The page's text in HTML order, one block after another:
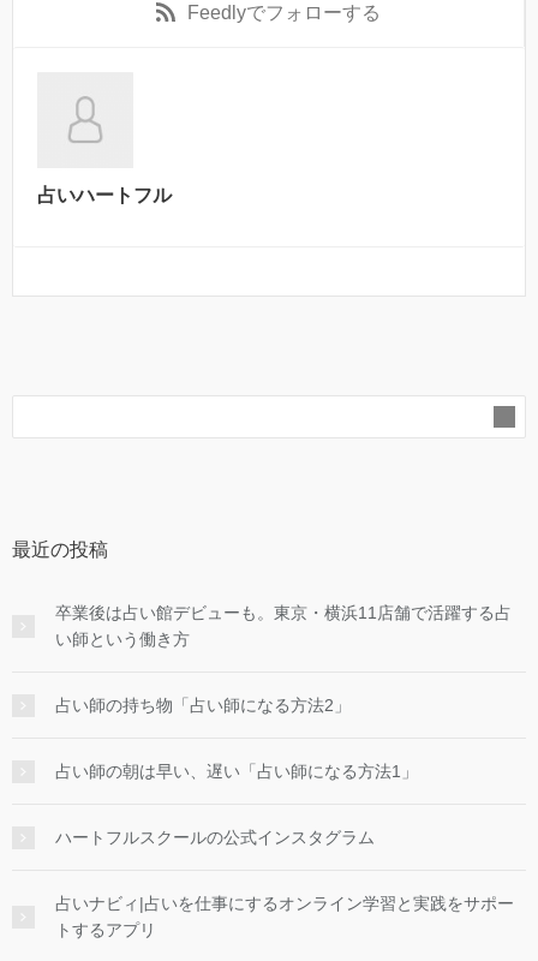
Feedlyでフォローする
占いハートフル
最近の投稿
卒業後は占い館デビューも。東京・横浜11店舗で活躍する占
い師という働き方
占い師の持ち物「占い師になる方法2」
占い師の朝は早い、遅い「占い師になる方法1」
ハートフルスクールの公式インスタグラム
占いナビィ|占いを仕事にするオンライン学習と実践をサポー
トするアプリ